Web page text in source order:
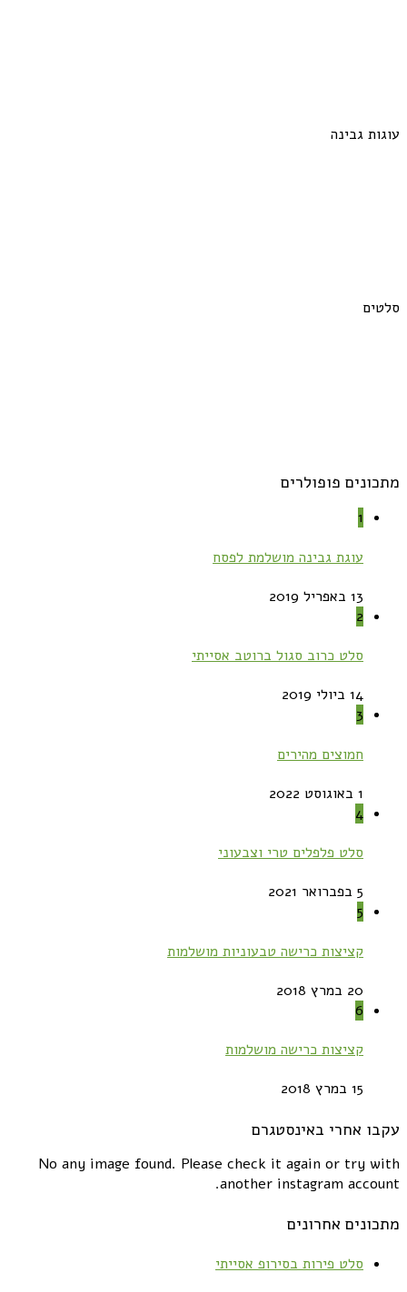
עוגות גבינה
סלטים
מתכונים פופולרים
1
עוגת גבינה מושלמת לפסח
13 באפריל 2019
2
סלט כרוב סגול ברוטב אסייתי
14 ביולי 2019
3
חמוצים מהירים
1 באוגוסט 2022
4
סלט פלפלים טרי וצבעוני
5 בפברואר 2021
5
קציצות כרישה טבעוניות מושלמות
20 במרץ 2018
6
קציצות כרישה מושלמות
15 במרץ 2018
עקבו אחרי באינסטגרם
No any image found. Please check it again or try with
another instagram account.
מתכונים אחרונים
סלט פירות בסירופ אסייתי